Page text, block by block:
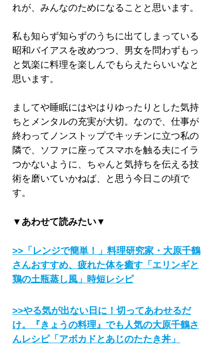
れが、みんなのためになることと思います。
私も知らず知らずのうちに出てしまっている
昭和バイアスを改めつつ、男女を問わずもっ
と気楽に料理を楽しんでもらえたらいいなと
思います。
ましてや睡眠にはやはりゆったりとした気持
ちとメンタルの充実が大切。なので、仕事が
終わってノンストップでキッチンに立つ私の
隣で、ソファに座ってスマホを触る夫にイラ
つかないように、ちゃんと気持ちを伝える技
術を磨いていかねば、と思う今日この頃で
す。
▼あわせて読みたい▼
>>「レンジで簡単！」料理研究家・大原千鶴
さんおすすめ、疲れた体を癒す「エリンギと
鶏の土瓶蒸し風」時短レシピ
>>やる気が出ない日に！切ってあわせるだ
け。『きょうの料理』でも人気の大原千鶴さ
んレシピ「アボカドとあじのたたき丼」